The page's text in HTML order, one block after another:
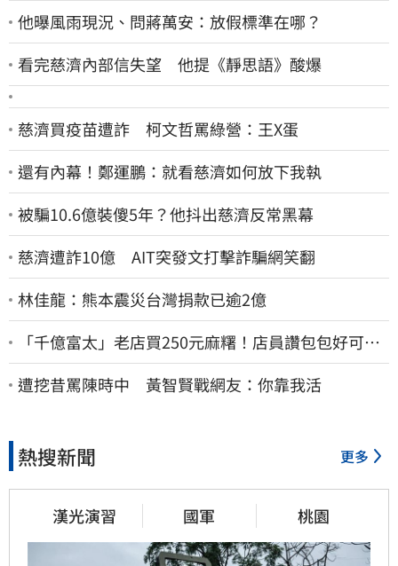
他曝風雨現況、問蔣萬安：放假標準在哪？
看完慈濟內部信失望 他提《靜思語》酸爆
慈濟買疫苗遭詐 柯文哲罵綠營：王X蛋
還有內幕！鄭運鵬：就看慈濟如何放下我執
被騙10.6億裝傻5年？他抖出慈濟反常黑幕
慈濟遭詐10億 AIT突發文打擊詐騙網笑翻
林佳龍：熊本震災台灣捐款已逾2億
「千億富太」老店買250元麻糬！店員讚包包好可
愛 笑回：我自己做的
遭挖昔罵陳時中 黃智賢戰網友：你靠我活
熱搜新聞 更多
漢光演習 國軍 桃園